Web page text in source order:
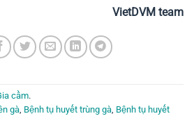
VietDVM team
cầm.
gà, Bệnh tụ huyết trùng gà, Bệnh tụ huyết